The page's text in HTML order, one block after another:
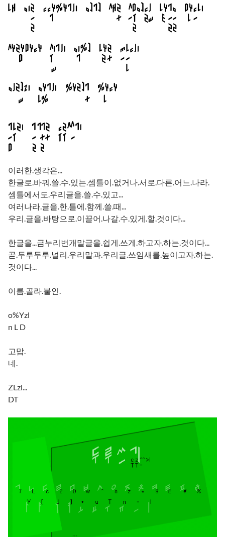
이러한.생각은...
한글로.바꿔.쓸.수.있는.셈틀이.없거나.서로.다른.어느.나라.
셈틀에서도.우리글을.쓸.수.있고...
여러나라.글을.한.틀에.함께.쓸.때...
우리.글을.바탕으로.이끌어.나갈.수.있게.할.것이다...
한글을...금누리번개말글을.쉽게.쓰게.하고자.하는.것이다...
곧.두루두루.널리.우리말과.우리글.쓰임새를.높이고자.하는.
것이다...
이름.골라.붙인.
o%Yzl
n L D
고맙.
네.
ZLzl...
DT